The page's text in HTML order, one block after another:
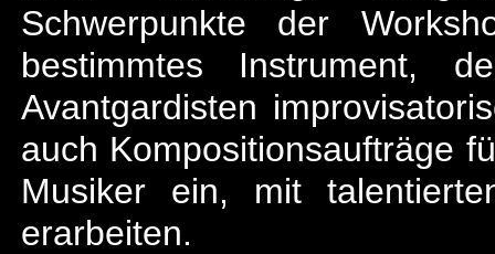
Schwerpunkte der
bestimmtes Instrument,
Avantgardisten
auch Kompositionsaufträge
Musiker ein, mit
erarbeiten.